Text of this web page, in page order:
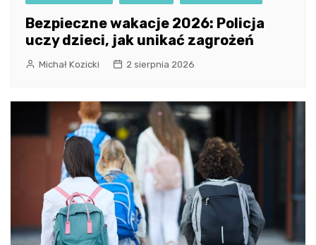
Bezpieczne wakacje 2026: Policja
uczy dzieci, jak unikać zagrożeń
Michał Kozicki 2 sierpnia 2026